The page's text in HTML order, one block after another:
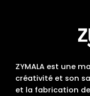
ZYMALA est une
créativité et son
et la fabrication